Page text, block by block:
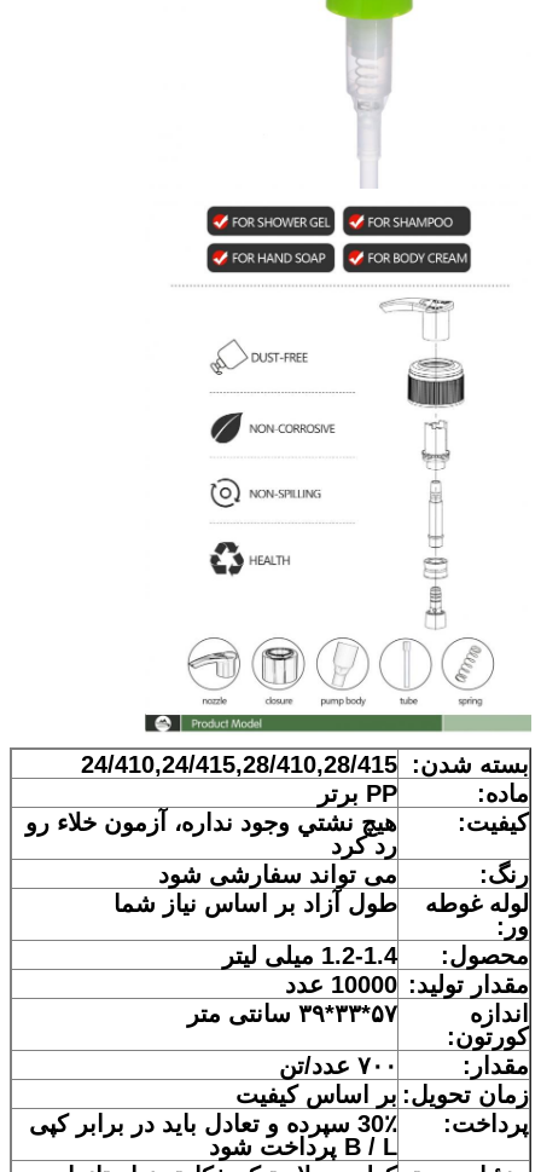
پیام بگذارید
ما به زودی با شما تماس خواهیم
گرفت
بسته شدن:
24/410,24/415,28/410,28/415
ماده:
PP برتر
کیفیت:
هیچ نشتي وجود نداره، آزمون خلاء رو
رد کرد
رنگ:
می تواند سفارشی شود
لوله غوطه
ور:
طول آزاد بر اساس نياز شما
محصول:
1.2-1.4 میلی لیتر
مقدار تولید: 10000 عدد
اندازه
کورتون:
۵۷*۳۳*۳۹ سانتی متر
مقدار:
۷۰۰ عدد/تن
زمان تحویل: بر اساس کیفیت
پرداخت:
30٪ سپرده و تعادل باید در برابر کپی
B / L پرداخت شود